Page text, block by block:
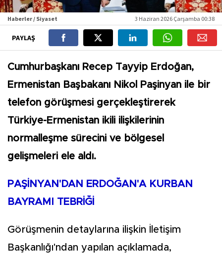
Haberler / Siyaset 3 Haziran 2026 Çarşamba 00:38
PAYLAŞ
Cumhurbaşkanı Recep Tayyip Erdoğan,
Ermenistan Başbakanı Nikol Paşinyan ile bir
telefon görüşmesi gerçekleştirerek
Türkiye-Ermenistan ikili ilişkilerinin
normalleşme sürecini ve bölgesel
gelişmeleri ele aldı.
PAŞİNYAN'DAN ERDOĞAN'A KURBAN
BAYRAMI TEBRİĞİ
Görüşmenin detaylarına ilişkin İletişim
Başkanlığı'ndan yapılan açıklamada,